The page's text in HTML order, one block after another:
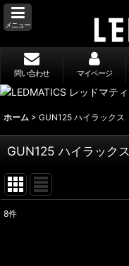
メニュー
問い合わせ マイページ
ホーム > GUN125 ハイラックス
GUN125 ハイラックス
8件